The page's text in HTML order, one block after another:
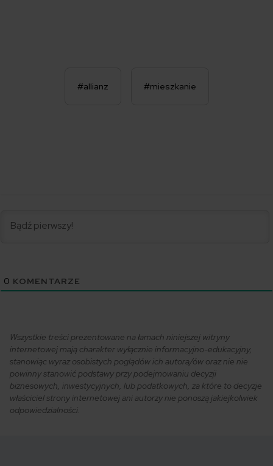
#allianz #mieszkanie
0 KOMENTARZE
Wszystkie treści prezentowane na łamach niniejszej witryny
internetowej mają charakter wyłącznie informacyjno-edukacyjny,
stanowiąc wyraz osobistych poglądów ich autora/ów oraz nie nie
powinny stanowić podstawy przy podejmowaniu decyzji
biznesowych, inwestycyjnych, lub podatkowych, za które to decyzje
właściciel strony internetowej ani autorzy nie ponoszą jakiejkolwiek
odpowiedzialności.